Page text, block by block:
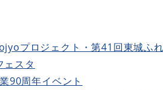
プロジェクト・第41回東城ふ
ェスタ
90周年イベント